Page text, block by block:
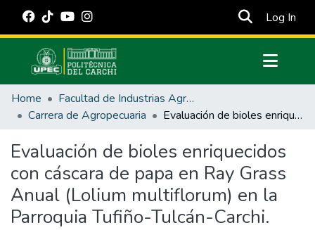
Log In
Communities & Collections
All of DSpace
Estadísticas Externas
Manuales
Home
Facultad de Industrias Agropecuarias y Ciencias Ambientales
Carrera de Agropecuaria
Evaluación de bioles enriquecidos con cáscara de papa en Ray Grass Anual (Lolium multiflorum) en la Parroquia Tufiño-Tulcán-Carchi.
Evaluación de bioles enriquecidos
con cáscara de papa en Ray Grass
Anual (Lolium multiflorum) en la
Parroquia Tufiño-Tulcán-Carchi.